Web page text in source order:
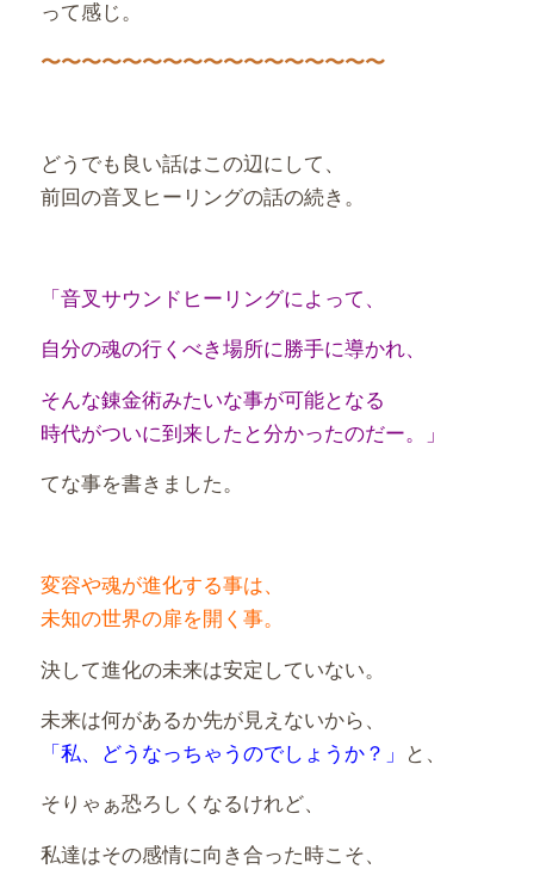
って感じ。
〜〜〜〜〜〜〜〜〜〜〜〜〜〜〜〜〜
どうでも良い話はこの辺にして、
前回の音叉ヒーリングの話の続き。
「音叉サウンドヒーリングによって、
自分の魂の行くべき場所に勝手に導かれ、
そんな錬金術みたいな事が可能となる
時代がついに到来したと分かったのだー。」
てな事を書きました。
変容や魂が進化する事は、
未知の世界の扉を開く事。
決して進化の未来は安定していない。
未来は何があるか先が見えないから、
「私、どうなっちゃうのでしょうか？ 」 と、
そりゃぁ恐ろしくなるけれど、
私達はその感情に向き合った時こそ、